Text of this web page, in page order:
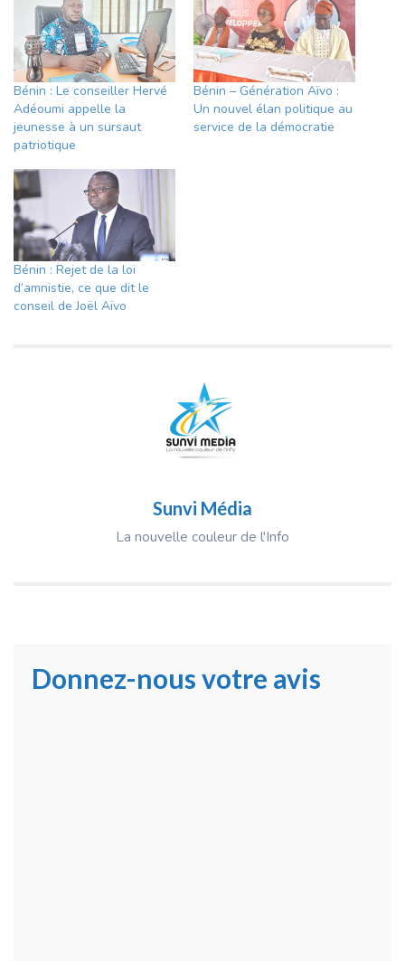
Bénin : Le conseiller Hervé
Adéoumi appelle la
jeunesse à un sursaut
patriotique
Bénin – Génération Aïvo :
Un nouvel élan politique au
service de la démocratie
Bénin : Rejet de la loi
d’amnistie, ce que dit le
conseil de Joël Aïvo
Sunvi Média
La nouvelle couleur de l'Info
Donnez-nous votre avis